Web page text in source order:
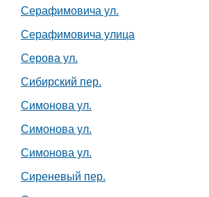
Серафимовича ул.
Серафимовича улица
Серова ул.
Сибирский пер.
Симонова ул.
Симонова ул.
Симонова ул.
Сиреневый пер.